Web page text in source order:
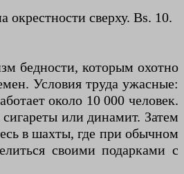
сверху. Bs. 10.
бедности, которым охотно
Условия труда ужасные:
около 10 000 человек.
или динамит. Затем
в шахты, где при обычном
своими подарками с